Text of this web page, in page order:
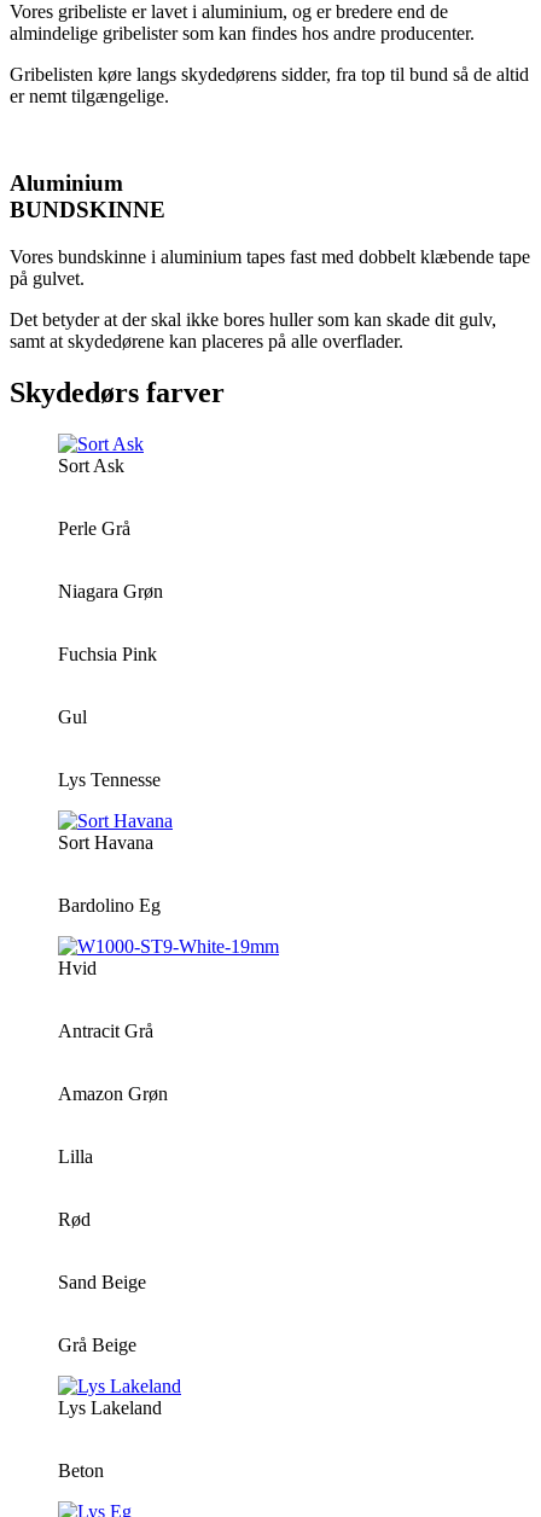
Vores gribeliste er lavet i aluminium, og er bredere end de
almindelige gribelister som kan findes hos andre producenter.
Gribelisten køre langs skydedørens sidder, fra top til bund så de altid
er nemt tilgængelige.
Aluminium
BUNDSKINNE
Vores bundskinne i aluminium tapes fast med dobbelt klæbende tape
på gulvet.
Det betyder at der skal ikke bores huller som kan skade dit gulv,
samt at skydedørene kan placeres på alle overflader.
Skydedørs farver
Sort Ask
Perle Grå
Niagara Grøn
Fuchsia Pink
Gul
Lys Tennesse
Sort Havana
Bardolino Eg
Hvid
Antracit Grå
Amazon Grøn
Lilla
Rød
Sand Beige
Grå Beige
Lys Lakeland
Beton